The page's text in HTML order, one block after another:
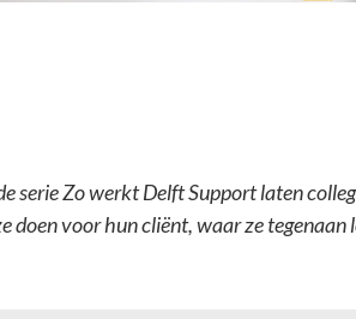
serie Zo werkt Delft Support laten
voor hun cliënt, waar ze tegenaan